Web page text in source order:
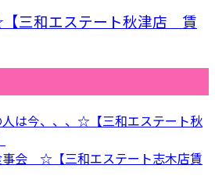
三和エステート秋津店 賃
は今、、、☆【三和エステート秋
会 ☆【三和エステート志木店賃